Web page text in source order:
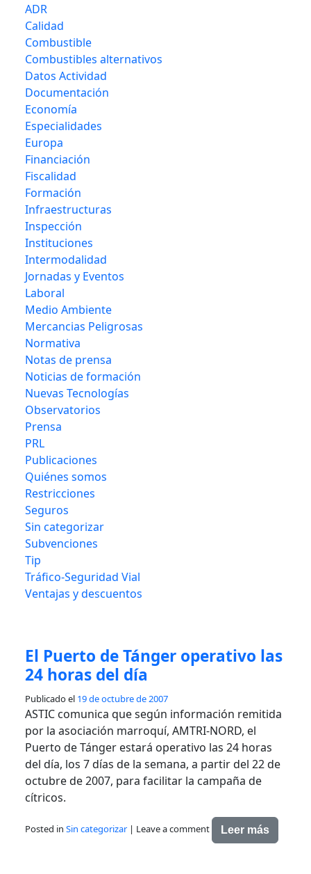
ADR
Calidad
Combustible
Combustibles alternativos
Datos Actividad
Documentación
Economía
Especialidades
Europa
Financiación
Fiscalidad
Formación
Infraestructuras
Inspección
Instituciones
Intermodalidad
Jornadas y Eventos
Laboral
Medio Ambiente
Mercancias Peligrosas
Normativa
Notas de prensa
Noticias de formación
Nuevas Tecnologías
Observatorios
Prensa
PRL
Publicaciones
Quiénes somos
Restricciones
Seguros
Sin categorizar
Subvenciones
Tip
Tráfico-Seguridad Vial
Ventajas y descuentos
El Puerto de Tánger operativo las
24 horas del día
Publicado el 19 de octubre de 2007
ASTIC comunica que según información remitida
por la asociación marroquí, AMTRI-NORD, el
Puerto de Tánger estará operativo las 24 horas
del día, los 7 días de la semana, a partir del 22 de
octubre de 2007, para facilitar la campaña de
cítricos.
Posted in Sin categorizar | Leave a comment Leer más